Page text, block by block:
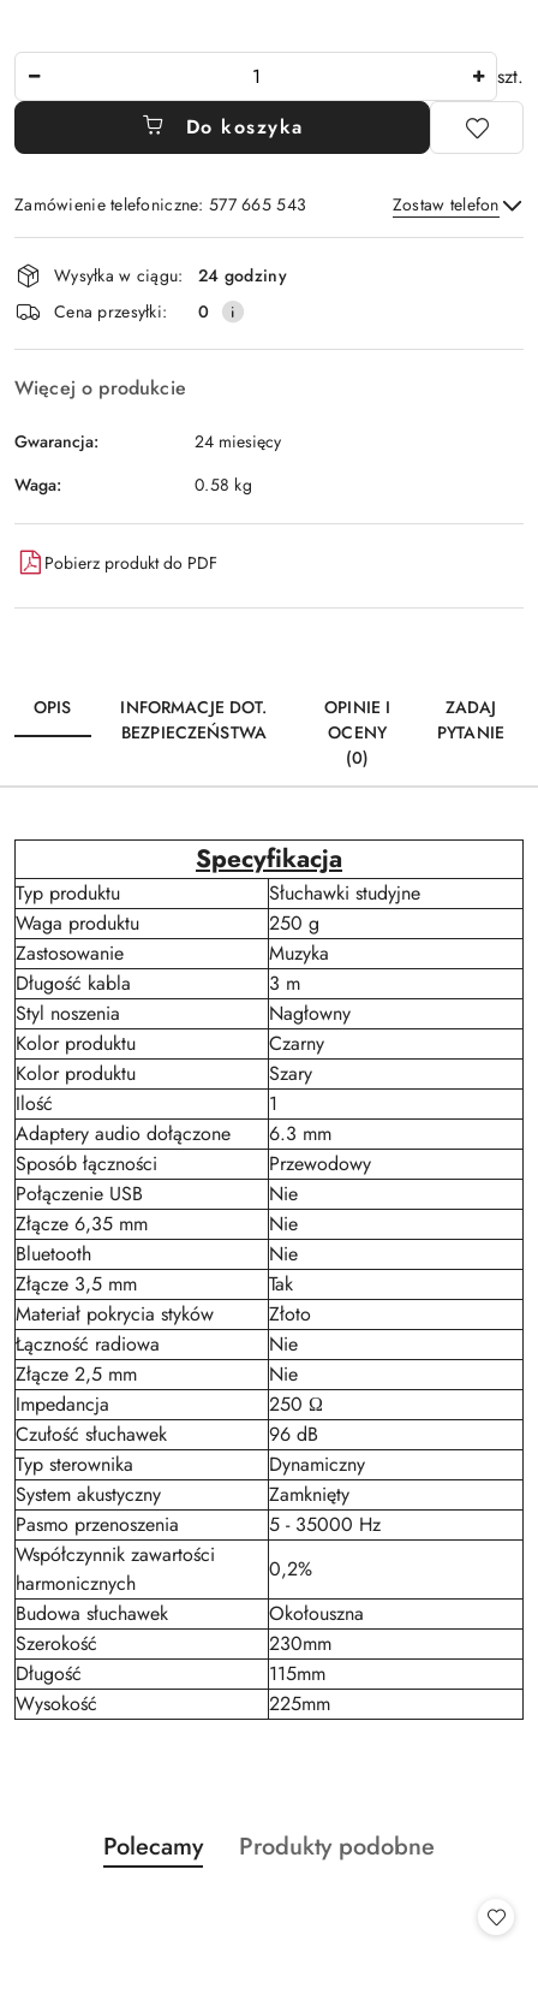
szt.
Do koszyka
Zamówienie telefoniczne: 577 665 543 Zostaw telefon
Wyślij
Dostępność
i
dostawa
Wysyłka w ciągu:
24 godziny
Cena przesyłki:
0
Więcej o produkcie
Gwarancja:
24 miesięcy
Waga:
0.58 kg
Pobierz produkt do PDF
OPIS
INFORMACJE DOT.
BEZPIECZEŃSTWA
OPINIE I
OCENY
(0)
ZADAJ
PYTANIE
Specyfikacja
Typ produktu
Słuchawki studyjne
Waga produktu
250 g
Zastosowanie
Muzyka
Długość kabla
3 m
Styl noszenia
Nagłowny
Kolor produktu
Czarny
Kolor produktu
Szary
Ilość
1
Adaptery audio dołączone
6.3 mm
Sposób łączności
Przewodowy
Połączenie USB
Nie
Złącze 6,35 mm
Nie
Bluetooth
Nie
Złącze 3,5 mm
Tak
Materiał pokrycia styków
Złoto
Łączność radiowa
Nie
Złącze 2,5 mm
Nie
Impedancja
250 Ω
Czułość słuchawek
96 dB
Typ sterownika
Dynamiczny
System akustyczny
Zamknięty
Pasmo przenoszenia
5 - 35000 Hz
Współczynnik zawartości
harmonicznych
0,2%
Budowa słuchawek
Okołouszna
Szerokość
230mm
Długość
115mm
Wysokość
225mm
Pomiń karuzelę produktów
Produkty
o
Polecamy
Produkty
Produkty podobne